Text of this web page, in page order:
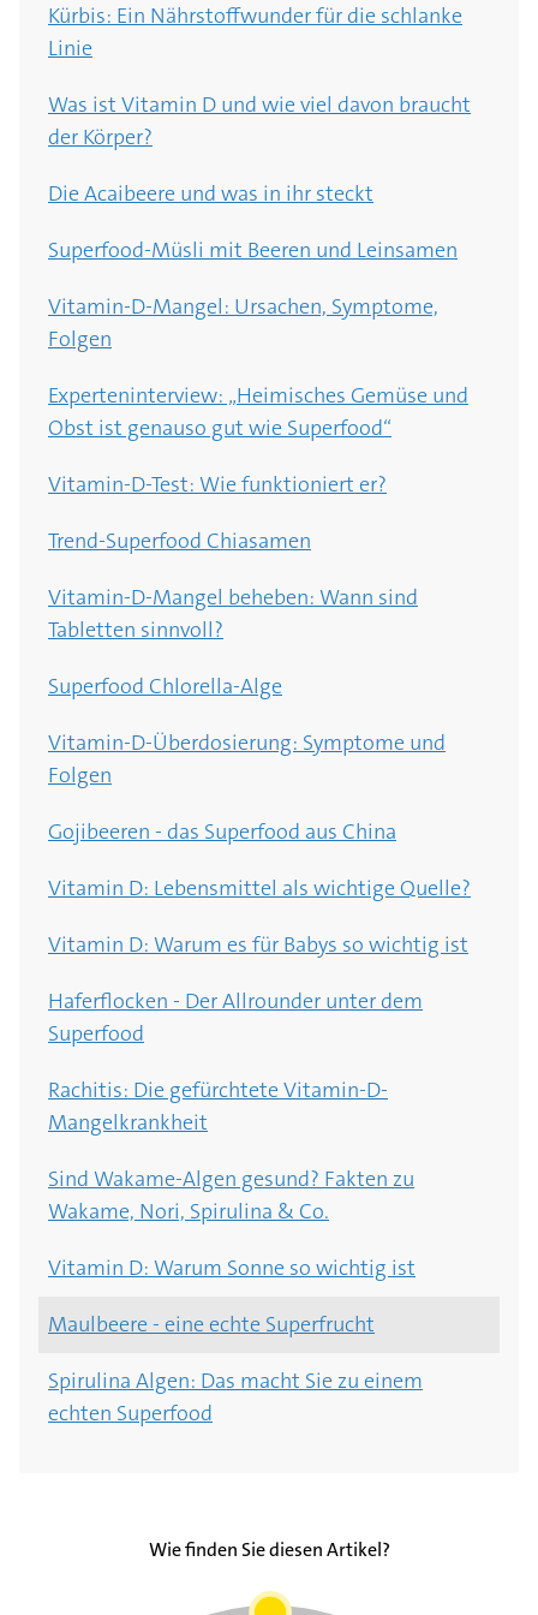
Vegane Ernährung: "Der kritischste Nährstoff
ist Vitamin B12"
Vitamin-C-Pulver: Ist das
Nahrungsergänzungsmittel sinnvoll?
Kürbis: Ein Nährstoffwunder für die schlanke
Linie
Was ist Vitamin D und wie viel davon braucht
der Körper?
Die Acaibeere und was in ihr steckt
Superfood-Müsli mit Beeren und Leinsamen
Vitamin-D-Mangel: Ursachen, Symptome,
Folgen
Experteninterview: „Heimisches Gemüse und
Obst ist genauso gut wie Superfood“
Vitamin-D-Test: Wie funktioniert er?
Trend-Superfood Chiasamen
Vitamin-D-Mangel beheben: Wann sind
Tabletten sinnvoll?
Superfood Chlorella-Alge
Vitamin-D-Überdosierung: Symptome und
Folgen
Gojibeeren - das Superfood aus China
Vitamin D: Lebensmittel als wichtige Quelle?
Vitamin D: Warum es für Babys so wichtig ist
Haferflocken - Der Allrounder unter dem
Superfood
Rachitis: Die gefürchtete Vitamin-D-
Mangelkrankheit
Sind Wakame-Algen gesund? Fakten zu
Wakame, Nori, Spirulina & Co.
Vitamin D: Warum Sonne so wichtig ist
Maulbeere - eine echte Superfrucht
Spirulina Algen: Das macht Sie zu einem
echten Superfood
Wie finden Sie diesen Artikel?